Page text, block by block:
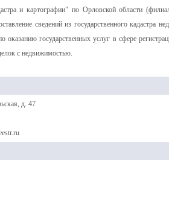
и картографии" по Орловской области
сведений из государственного кадастра
оказанию государственных услуг в сфере
с недвижимостью.
д. 47